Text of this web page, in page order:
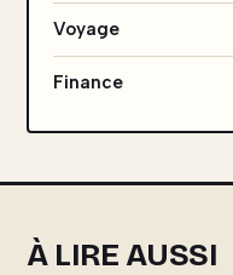
Voyage
Finance
À LIRE AUSSI